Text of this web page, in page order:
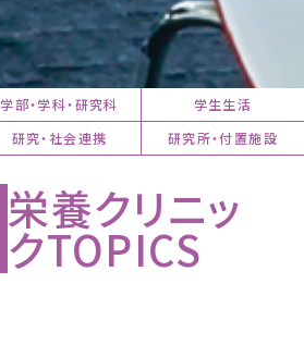
学部・学科・研究科
学生生活
研究・社会連携 研究所・付置施設
栄養クリニッ
クTOPICS